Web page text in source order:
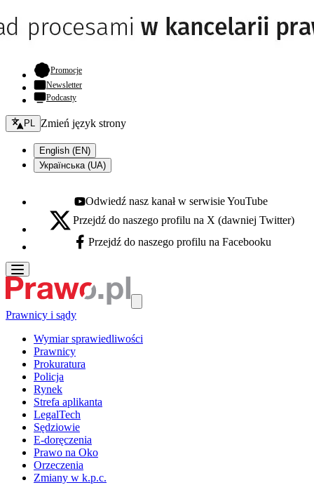
Promocje- otwiera się w nowej karcie
Newsletter
Podcasty
Zmień język - bieżący:
PL Zmień język strony
English (EN)
Українська (UA)
Youtube - otwiera się w nowej karcie
Odwiedź nasz kanał w serwisie YouTube
X - otwiera się w nowej karcie
Przejdź do naszego profilu na X (dawniej Twitter)
Facebook - otwiera się w nowej karcie
Przejdź do naszego profilu na Facebooku
Prawnicy i sądy
Wymiar sprawiedliwości
Prawnicy
Prokuratura
Policja
Rynek
Strefa aplikanta
LegalTech
Sędziowie
E-doręczenia
Prawo na Oko
Orzeczenia
Zmiany w k.p.c.